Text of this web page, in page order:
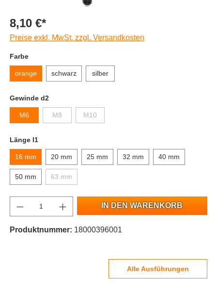
8,10 €*
Preise exkl. MwSt. zzgl. Versandkosten
Farbe
orange schwarz silber
Gewinde d2
M6 M8 M10
Länge l1
16 mm 20 mm 25 mm 32 mm 40 mm
50 mm 63 mm
IN DEN WARENKORB
Produktnummer: 18000396001
Alle Ausführungen